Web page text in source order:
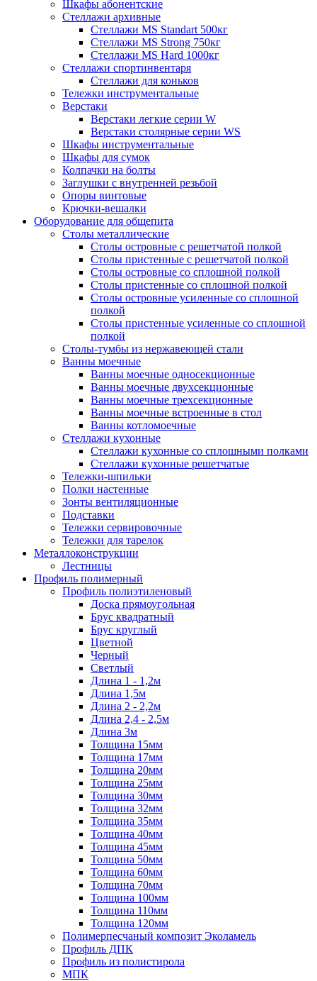
Шкафы абонентские
Стеллажи архивные
Стеллажи MS Standart 500кг
Стеллажи MS Strong 750кг
Стеллажи MS Hard 1000кг
Стеллажи спортинвентаря
Стеллажи для коньков
Тележки инструментальные
Верстаки
Верстаки легкие серии W
Верстаки столярные серии WS
Шкафы инструментальные
Шкафы для сумок
Колпачки на болты
Заглушки с внутренней резьбой
Опоры винтовые
Крючки-вешалки
Оборудование для общепита
Столы металлические
Столы островные с решетчатой полкой
Столы пристенные с решетчатой полкой
Столы островные со сплошной полкой
Столы пристенные со сплошной полкой
Столы островные усиленные со сплошной
полкой
Столы пристенные усиленные со сплошной
полкой
Столы-тумбы из нержавеющей стали
Ванны моечные
Ванны моечные односекционные
Ванны моечные двухсекционные
Ванны моечные трехсекционные
Ванны моечные встроенные в стол
Ванны котломоечные
Стеллажи кухонные
Стеллажи кухонные со сплошными полками
Стеллажи кухонные решетчатые
Тележки-шпильки
Полки настенные
Зонты вентиляционные
Подставки
Тележки сервировочные
Тележки для тарелок
Металлоконструкции
Лестницы
Профиль полимерный
Профиль полиэтиленовый
Доска прямоугольная
Брус квадратный
Брус круглый
Цветной
Черный
Светлый
Длина 1 - 1,2м
Длина 1,5м
Длина 2 - 2,2м
Длина 2,4 - 2,5м
Длина 3м
Толщина 15мм
Толщина 17мм
Толщина 20мм
Толщина 25мм
Толщина 30мм
Толщина 32мм
Толщина 35мм
Толщина 40мм
Толщина 45мм
Толщина 50мм
Толщина 60мм
Толщина 70мм
Толщина 100мм
Толщина 110мм
Толщина 120мм
Полимерпесчаный композит Эколамель
Профиль ДПК
Профиль из полистирола
МПК